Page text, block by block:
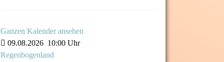
Ganzen Kalender ansehen
09.08.2026 10:00 Uhr
Regenbogenland